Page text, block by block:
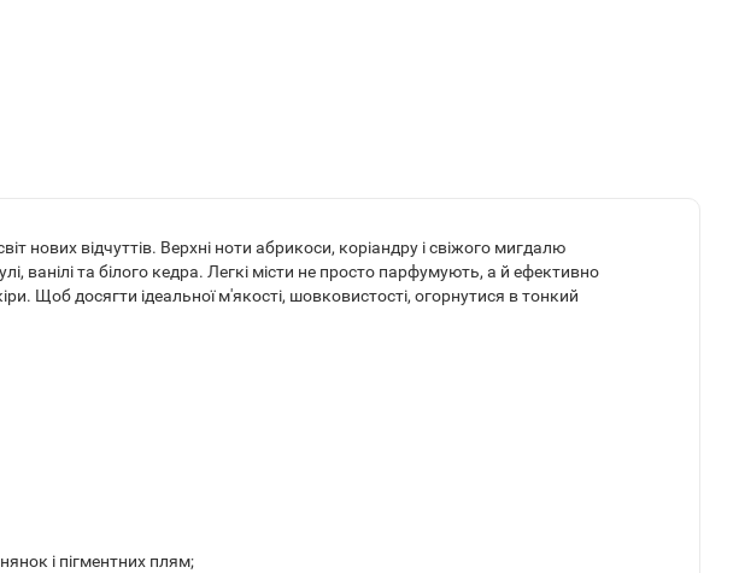
нових відчуттів. Верхні ноти абрикоси, коріандру і свіжого мигдалю
ванілі та білого кедра. Легкі місти не просто парфумують, а й ефективно
Щоб досягти ідеальної м'якості, шовковистості, огорнутися в тонкий
і пігментних плям;